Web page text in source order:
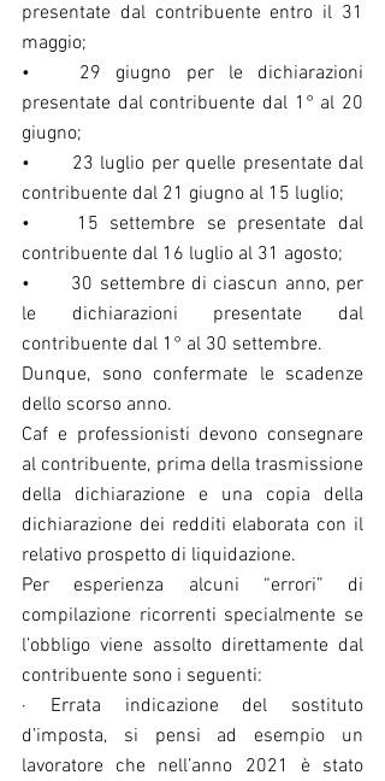
presentate dal contribuente entro il 31
maggio;
•	29 giugno per le dichiarazioni
presentate dal contribuente dal 1° al 20
giugno;
•	23 luglio per quelle presentate dal
contribuente dal 21 giugno al 15 luglio;
•	15 settembre se presentate dal
contribuente dal 16 luglio al 31 agosto;
•	30 settembre di ciascun anno, per
le dichiarazioni presentate dal
contribuente dal 1° al 30 settembre.
Dunque, sono confermate le scadenze
dello scorso anno.
Caf e professionisti devono consegnare
al contribuente, prima della trasmissione
della dichiarazione e una copia della
dichiarazione dei redditi elaborata con il
relativo prospetto di liquidazione.
Per esperienza alcuni “errori” di
compilazione ricorrenti specialmente se
l’obbligo viene assolto direttamente dal
contribuente sono i seguenti:
· Errata indicazione del sostituto
d’imposta, si pensi ad esempio un
lavoratore che nell’anno 2021 è stato